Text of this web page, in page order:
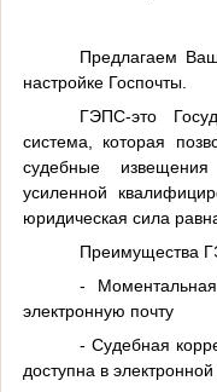
Предлагаем
настройке Госпочты.
ГЭПС-это
система, которая
судебные
усиленной
юридическая сила
Преимущества
-
электронную почту
- Судебная
доступна в